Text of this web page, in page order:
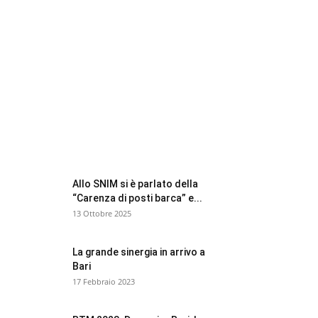
Allo SNIM si è parlato della
“Carenza di posti barca” e...
13 Ottobre 2025
La grande sinergia in arrivo a
Bari
17 Febbraio 2023